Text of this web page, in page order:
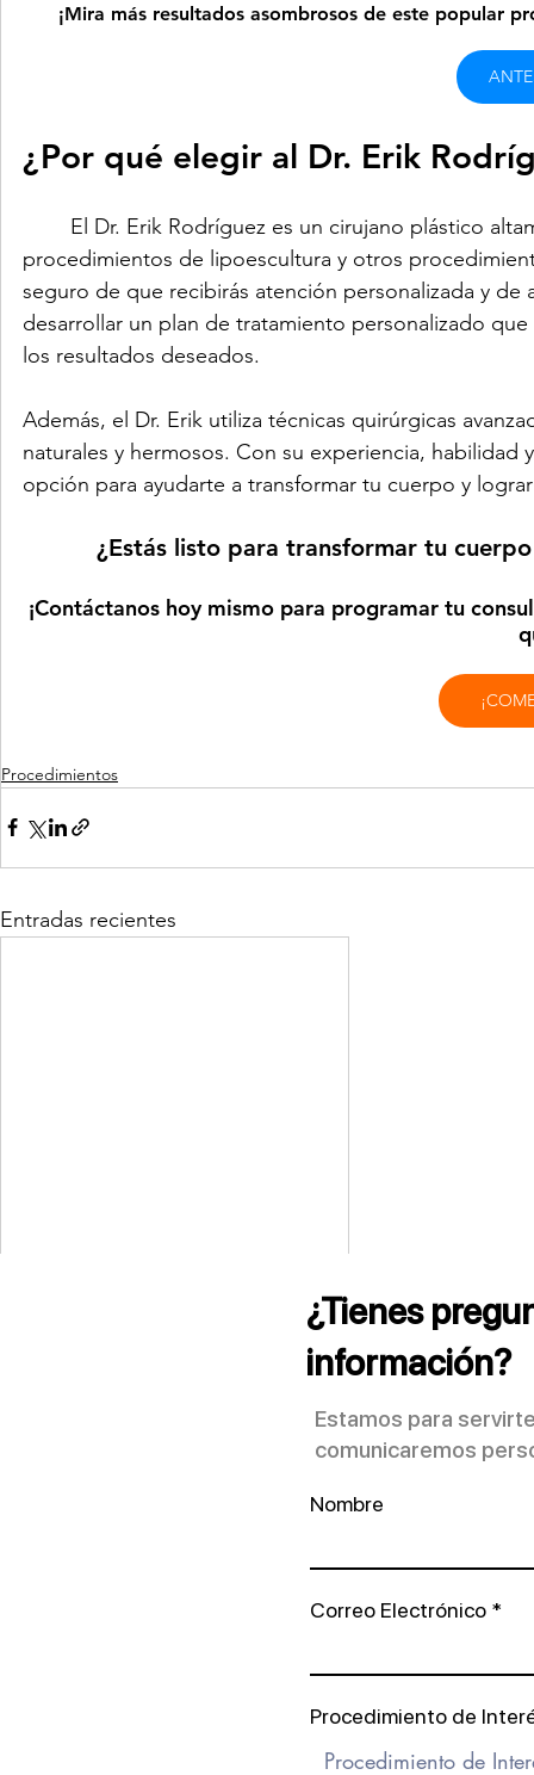
¡Mira más resultados asombrosos de este popular
¿Por qué elegir al Dr. Erik
procedimientos de lipoescultura y otros
seguro de que recibirás atención personalizada y
desarrollar un plan de tratamiento personalizado
los resultados deseados.
Además, el Dr. Erik utiliza técnicas quirúrgicas
naturales y hermosos. Con su experiencia,
opción para ayudarte a transformar tu cuerpo y
¿Estás listo para transformar tu
¡Contáctanos hoy mismo para programar tu
Procedimientos
Entradas recientes
¿Tienes
información?
Estamos para
comunicaremos
Nombre
Correo Electrónico
Procedimiento de